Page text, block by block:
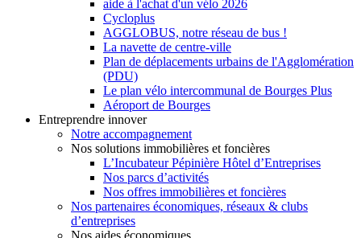
aide à l'achat d'un vélo 2026
Cycloplus
AGGLOBUS, notre réseau de bus !
La navette de centre-ville
Plan de déplacements urbains de l'Agglomération
(PDU)
Le plan vélo intercommunal de Bourges Plus
Aéroport de Bourges
Entreprendre innover
Notre accompagnement
Nos solutions immobilières et foncières
L’Incubateur Pépinière Hôtel d’Entreprises
Nos parcs d’activités
Nos offres immobilières et foncières
Nos partenaires économiques, réseaux & clubs
d’entreprises
Nos aides économiques